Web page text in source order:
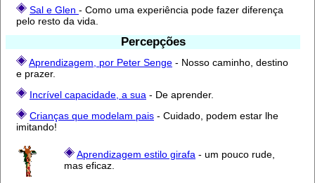
Sal e Glen - Como uma experiência pode fazer diferença
pelo resto da vida.
Percepções
Aprendizagem, por Peter Senge - Nosso caminho, destino
e prazer.
Incrível capacidade, a sua - De aprender.
Crianças que modelam pais - Cuidado, podem estar lhe
imitando!
Aprendizagem estilo girafa - um pouco rude,
mas eficaz.